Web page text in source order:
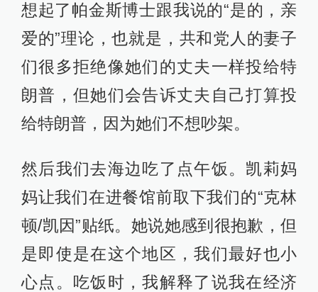
想起了帕金斯博士跟我说的“是的，亲
爱的”理论，也就是，共和党人的妻子
们很多拒绝像她们的丈夫一样投给特
朗普，但她们会告诉丈夫自己打算投
给特朗普，因为她们不想吵架。
然后我们去海边吃了点午饭。凯莉妈
妈让我们在进餐馆前取下我们的“克林
顿/凯因”贴纸。她说她感到很抱歉，但
是即使是在这个地区，我们最好也小
心点。吃饭时，我解释了说我在经济